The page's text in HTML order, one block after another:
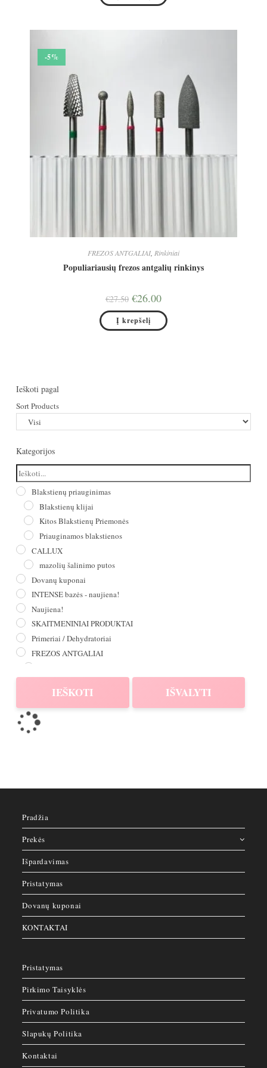
-5%
FREZOS ANTGALIAI Rinkiniai
Populiariausių frezos antgalių rinkinys
€27.50 Original
price
was:
€27.50.
€26.00Current
price
is:
€26.00.
Į krepšelį
Ieškoti pagal
Sort Products
Kategorijos
Blakstienų priauginimas
Blakstienų klijai
Kitos Blakstienų Priemonės
Priauginamos blakstienos
CALLUX
mazolių šalinimo putos
Dovanų kuponai
INTENSE bazės - naujiena!
Naujiena!
SKAITMENINIAI PRODUKTAI
Primeriai / Dehydratoriai
FREZOS ANTGALIAI
Liepsnelės
Silikoniniai
Korundiniai
Teptukai
Papildomos prekės
Dildės / Blokeliai
Žirklutės
Atstumdėjai
Žnyplutės
Pedikiūrui
Lipdukai / Štampavimo plokštelės
ROJA
Geliai
Geliniai Lakai
SALE
Be kategorijos
IEŠKOTI IŠVALYTI
Pradžia
Prekės
Išpardavimas
Pristatymas
Dovanų kuponai
KONTAKTAI
Pristatymas
Pirkimo Taisyklės
Privatumo Politika
Slapukų Politika
Kontaktai